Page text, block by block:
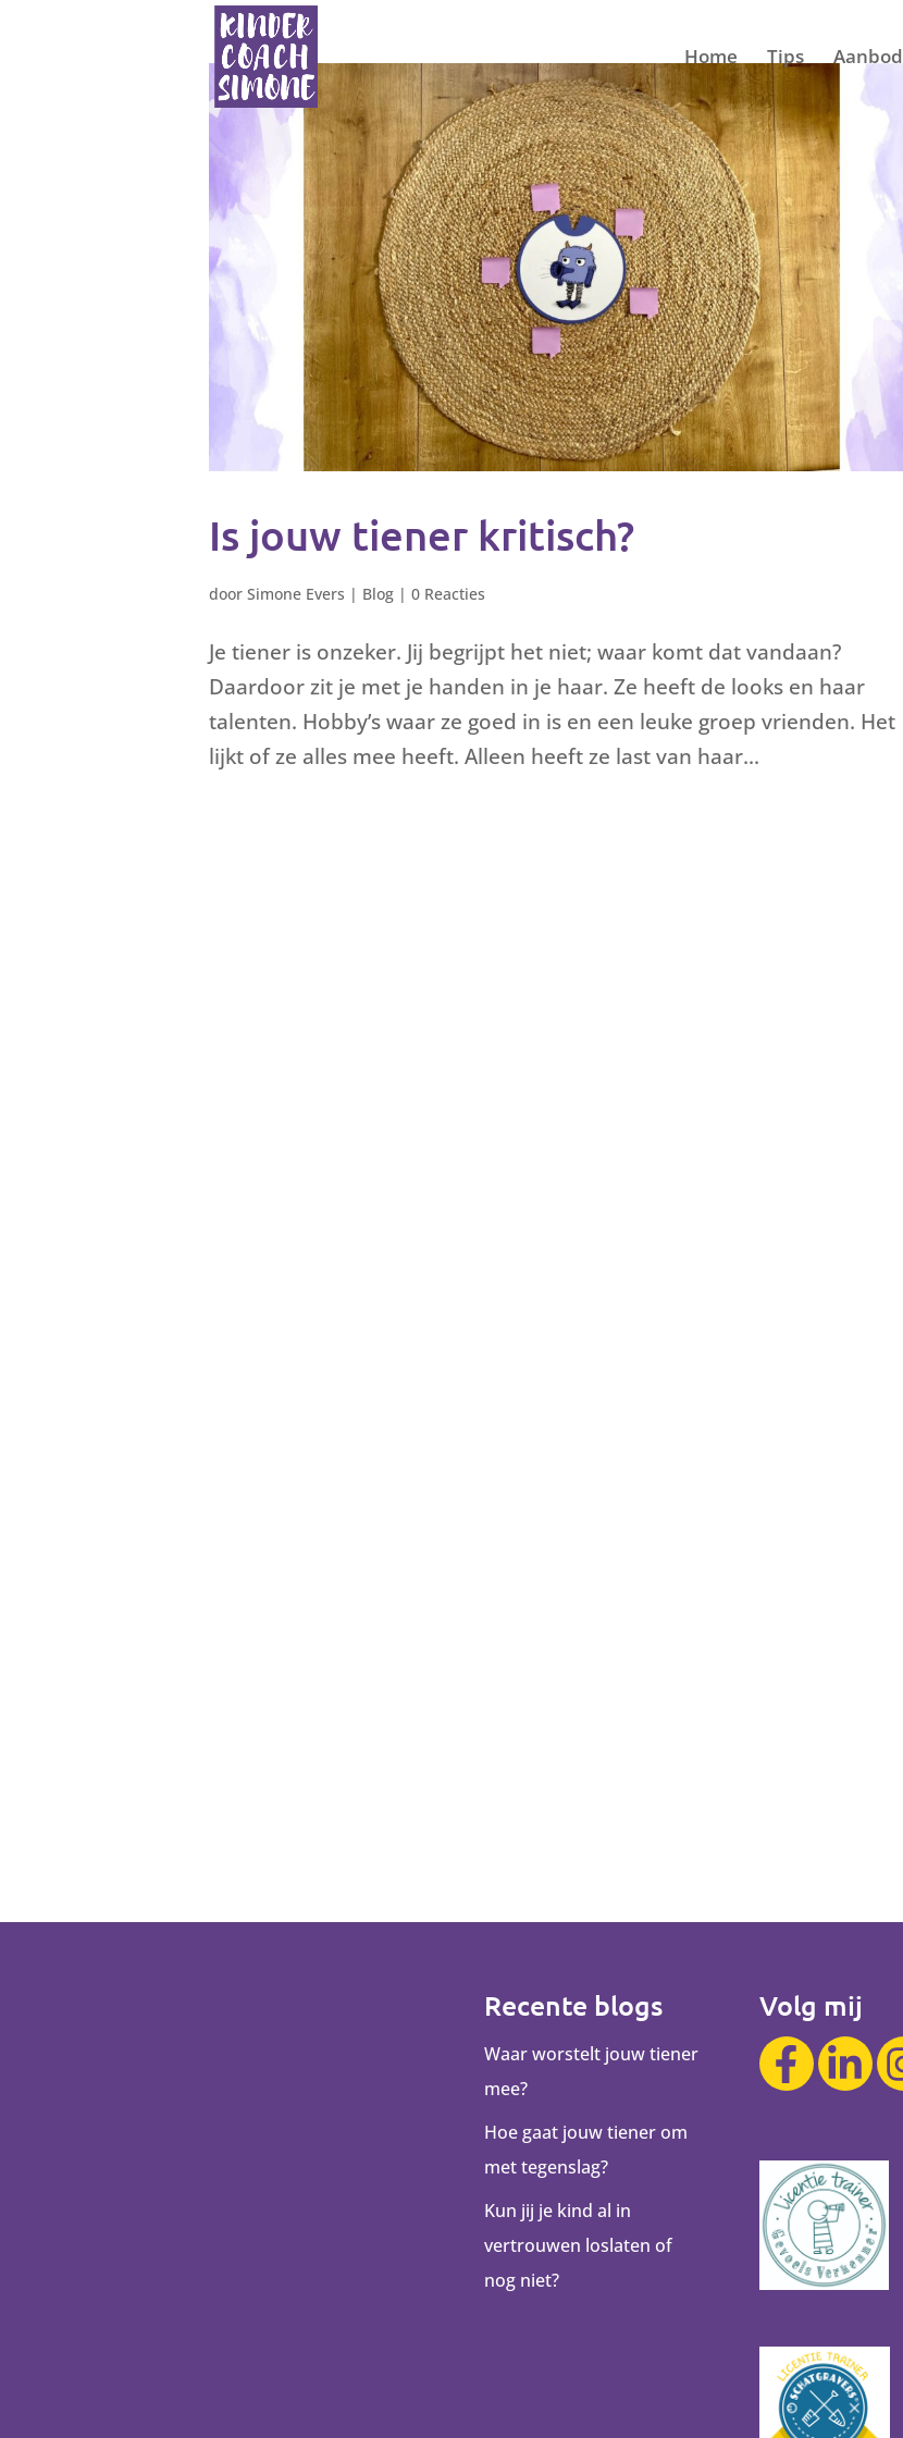
Home Tips Aanbod
Is jouw tiener kritisch?
door Simone Evers | Blog | 0 Reacties
Je tiener is onzeker. Jij begrijpt het niet; waar komt dat vandaan?
Daardoor zit je met je handen in je haar. Ze heeft de looks en haar
talenten. Hobby’s waar ze goed in is en een leuke groep vrienden. Het
lijkt of ze alles mee heeft. Alleen heeft ze last van haar...
Recente blogs
Waar worstelt jouw tiener
mee?
Hoe gaat jouw tiener om
met tegenslag?
Kun jij je kind al in
vertrouwen loslaten of
nog niet?
Volg mij